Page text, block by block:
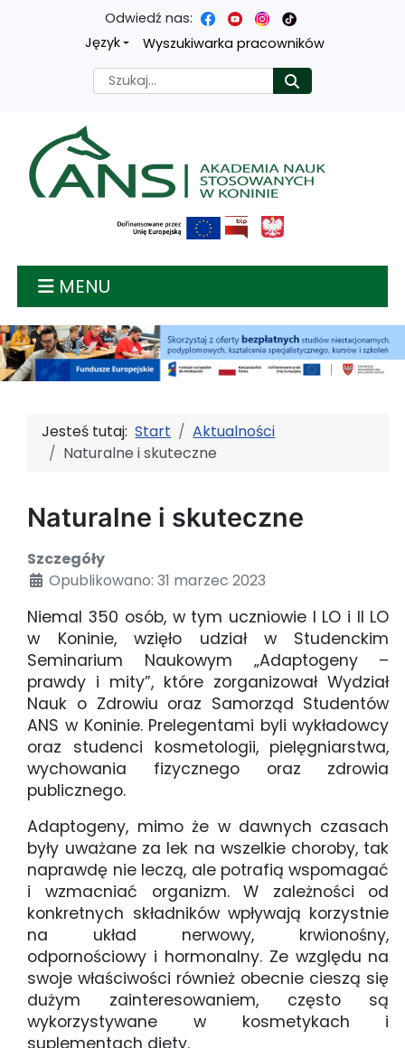
Przejdź
treści
głównej
Przejdź
menu
nawigacyjnego
Przejdź
wyszukiwarki
Przejdź
mapy
strony
Odwiedź nas:
Język
Wyszukiwarka pracowników
Szukaj
Akademia nauk
MENU
Jesteś tutaj:Start
Aktualności
Naturalne i skuteczne
Naturalne i skuteczne
Szczegóły
Opublikowano: 31 marzec 2023
Niemal 350 osób, w tym uczniowie I LO i II LO
w Koninie, wzięło udział w Studenckim
Seminarium Naukowym „Adaptogeny –
prawdy i mity”, które zorganizował Wydział
Nauk o Zdrowiu oraz Samorząd Studentów
ANS w Koninie. Prelegentami byli wykładowcy
oraz studenci kosmetologii, pielęgniarstwa,
wychowania fizycznego oraz zdrowia
publicznego.
Adaptogeny, mimo że w dawnych czasach
były uważane za lek na wszelkie choroby, tak
naprawdę nie leczą, ale potrafią wspomagać
i wzmacniać organizm. W zależności od
konkretnych składników wpływają korzystnie
na układ nerwowy, krwionośny,
odpornościowy i hormonalny. Ze względu na
swoje właściwości również obecnie cieszą się
dużym zainteresowaniem, często są
wykorzystywane w kosmetykach i